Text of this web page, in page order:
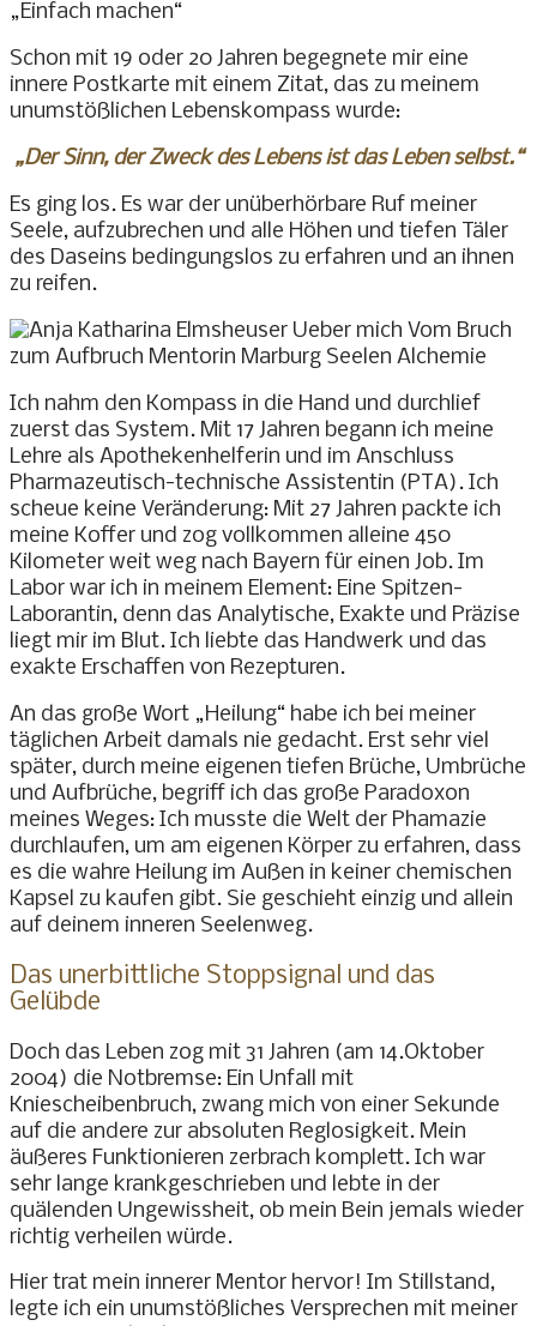
„Einfach machen“
Schon mit 19 oder 20 Jahren begegnete mir eine
innere Postkarte mit einem Zitat, das zu meinem
unumstößlichen Lebenskompass wurde:
„Der Sinn, der Zweck des Lebens ist das Leben selbst.“
Es ging los. Es war der unüberhörbare Ruf meiner
Seele, aufzubrechen und alle Höhen und tiefen Täler
des Daseins bedingungslos zu erfahren und an ihnen
zu reifen.
Ich nahm den Kompass in die Hand und durchlief
zuerst das System. Mit 17 Jahren begann ich meine
Lehre als Apothekenhelferin und im Anschluss
Pharmazeutisch-technische Assistentin (PTA). Ich
scheue keine Veränderung: Mit 27 Jahren packte ich
meine Koffer und zog vollkommen alleine 450
Kilometer weit weg nach Bayern für einen Job. Im
Labor war ich in meinem Element: Eine Spitzen-
Laborantin, denn das Analytische, Exakte und Präzise
liegt mir im Blut. Ich liebte das Handwerk und das
exakte Erschaffen von Rezepturen.
An das große Wort „Heilung“ habe ich bei meiner
täglichen Arbeit damals nie gedacht. Erst sehr viel
später, durch meine eigenen tiefen Brüche, Umbrüche
und Aufbrüche, begriff ich das große Paradoxon
meines Weges: Ich musste die Welt der Phamazie
durchlaufen, um am eigenen Körper zu erfahren, dass
es die wahre Heilung im Außen in keiner chemischen
Kapsel zu kaufen gibt. Sie geschieht einzig und allein
auf deinem inneren Seelenweg.
Das unerbittliche Stoppsignal und das
Gelübde
Doch das Leben zog mit 31 Jahren (am 14.Oktober
2004) die Notbremse: Ein Unfall mit
Kniescheibenbruch, zwang mich von einer Sekunde
auf die andere zur absoluten Reglosigkeit. Mein
äußeres Funktionieren zerbrach komplett. Ich war
sehr lange krankgeschrieben und lebte in der
quälenden Ungewissheit, ob mein Bein jemals wieder
richtig verheilen würde.
Hier trat mein innerer Mentor hervor! Im Stillstand,
legte ich ein unumstößliches Versprechen mit meiner